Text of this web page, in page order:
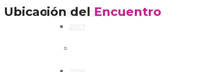
NotiCOLCOB
Ubicación del Encuentro